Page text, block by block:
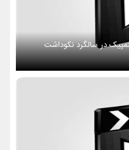
در سالگرد نکوداشت